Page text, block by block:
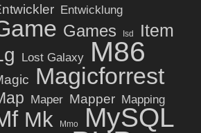
Entwicklung
Games Isd Item
Lost Galaxy M86
Magicforrest
Maper Mapper Mapping
Mk Mmo MySQL